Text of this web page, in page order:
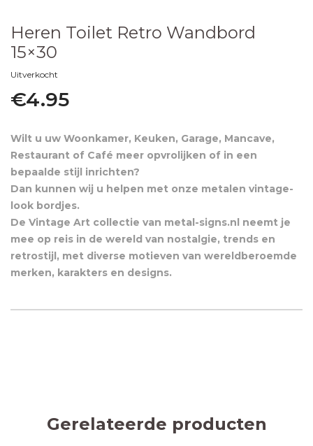
Heren Toilet Retro Wandbord
15×30
Uitverkocht
€4.95
Wilt u uw Woonkamer, Keuken, Garage, Mancave,
Restaurant of Café meer opvrolijken of in een
bepaalde stijl inrichten?
Dan kunnen wij u helpen met onze metalen vintage-
look bordjes.
De Vintage Art collectie van metal-signs.nl neemt je
mee op reis in de wereld van nostalgie, trends en
retrostijl, met diverse motieven van wereldberoemde
merken, karakters en designs.
Gerelateerde producten